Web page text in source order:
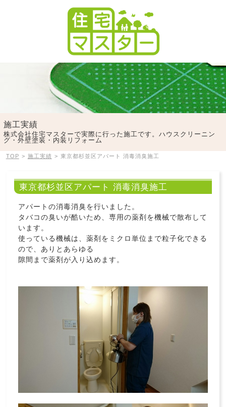
施工実績
株式会社住宅マスターで実際に行った施工です。ハウスクリーニン
グ・外壁塗装・内装リフォーム
TOP > 施工実績 > 東京都杉並区アパート 消毒消臭施工
東京都杉並区アパート 消毒消臭施工
アパートの消毒消臭を行いました。
タバコの臭いが酷いため、専用の薬剤を機械で散布して
います。
使っている機械は、薬剤をミクロ単位まで粒子化できる
ので、ありとあらゆる
隙間まで薬剤が入り込めます。